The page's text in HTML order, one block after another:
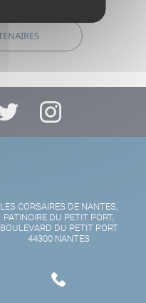
LES CORSAIRES DE NANTES,
PATINOIRE DU PETIT PORT,
BOULEVARD DU PETIT PORT
44300 NANTES